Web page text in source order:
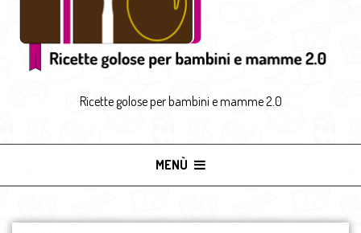
Ricette golose per bambini e mamme 2.0
MENÙ